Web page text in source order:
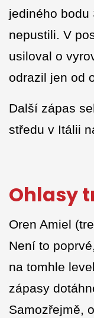
jediného bodu
nepustili. V
usiloval o
odrazil jen od
Další zápas
středu v Itálii
Ohlasy
Oren Amiel
Není to
na tomhle
zápasy
Samozřejmě,